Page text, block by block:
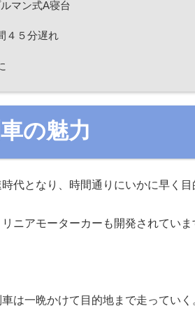
マン式A寝台
４５分遅れ
の魅力
代となり、時間通りにいかに早く目
ニアモーターカーも開発されていま
は一晩かけて目的地まで走っていく